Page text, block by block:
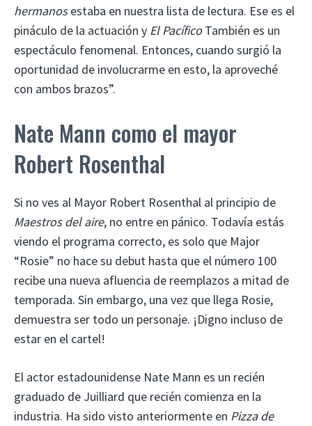
hermanosestaba en nuestra lista de lectura. Ese es el
pináculo de la actuación y El PacíficoTambién es un
espectáculo fenomenal. Entonces, cuando surgió la
oportunidad de involucrarme en esto, la aproveché
con ambos brazos”.
Nate Mann como el mayor
Robert Rosenthal
Si no ves al Mayor Robert Rosenthal al principio de
Maestros del aire, no entre en pánico. Todavía estás
viendo el programa correcto, es solo que Major
“Rosie” no hace su debut hasta que el número 100
recibe una nueva afluencia de reemplazos a mitad de
temporada. Sin embargo, una vez que llega Rosie,
demuestra ser todo un personaje. ¡Digno incluso de
estar en el cartel!
El actor estadounidense Nate Mann es un recién
graduado de Juilliard que recién comienza en la
industria. Ha sido visto anteriormente en Pizza de